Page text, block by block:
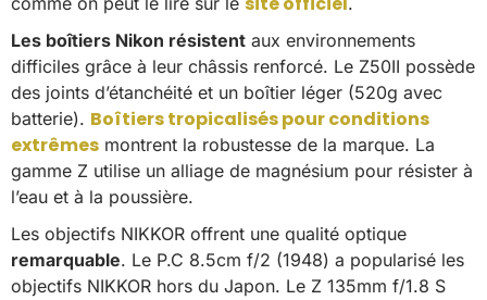
Les boîtiers Nikon résistent aux environnements
difficiles grâce à leur châssis renforcé. Le Z50II possède
des joints d’étanchéité et un boîtier léger (520g avec
batterie). Boîtiers tropicalisés pour conditions
extrêmes montrent la robustesse de la marque. La
gamme Z utilise un alliage de magnésium pour résister à
l’eau et à la poussière.
Les objectifs NIKKOR offrent une qualité optique
remarquable. Le P.C 8.5cm f/2 (1948) a popularisé les
objectifs NIKKOR hors du Japon. Le Z 135mm f/1.8 S